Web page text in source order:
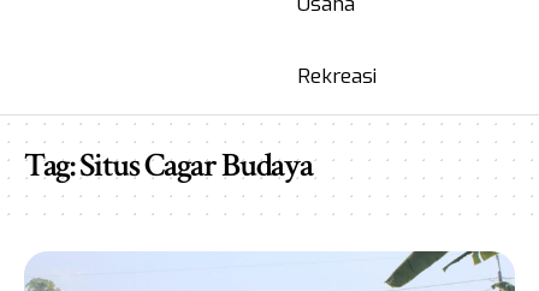
Rekreasi
Tag:Situs Cagar Budaya